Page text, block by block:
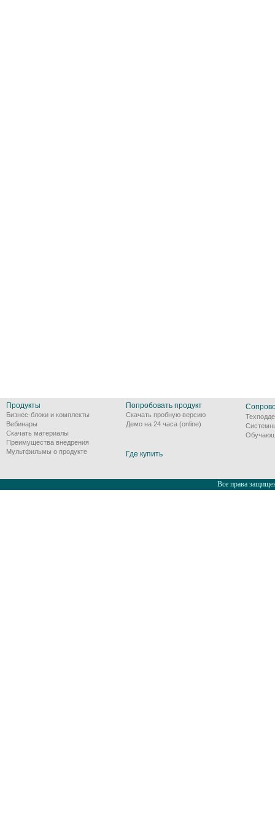
Продукты
Бизнес-блоки и комплекты
Вебинары
Скачать материалы
Преимущества внедрения
Мультфильмы о продукте
Попробовать продукт
Скачать пробную версию
Демо на 24 часа (online)
Где купить
Все права